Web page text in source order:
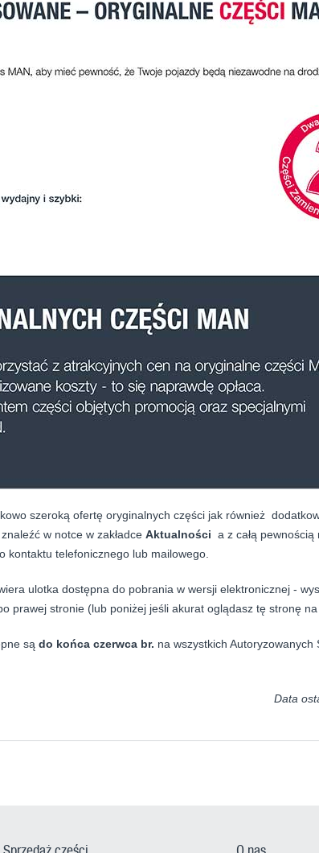
szeroką ofertę oryginalnych części jak również
w notce w zakładce Aktualności a z całą pewnością
kontaktu telefonicznego lub mailowego.
ulotka dostępna do pobrania w wersji elektronicznej -
prawej stronie (lub poniżej jeśli akurat oglądasz tę stronę
są do końca czerwca br. na wszystkich Autoryzowanych
Data